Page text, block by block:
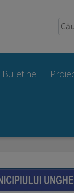
Buletine